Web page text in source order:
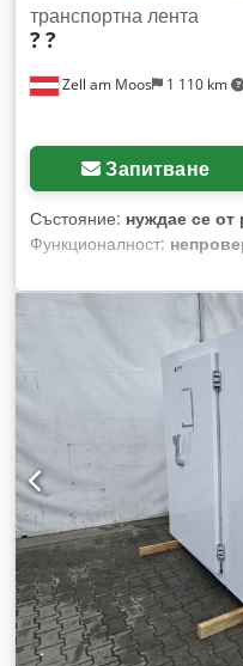
Zell am Moos 1 110 km
транспортна лента
? ?
Запитване
Състояние: нуждае се от
Функционалност:
, ширина
обща дължина:8 200 мм,
употребявана,
лентата 30 см,
Dcedpezcunmsfx Ac Aok